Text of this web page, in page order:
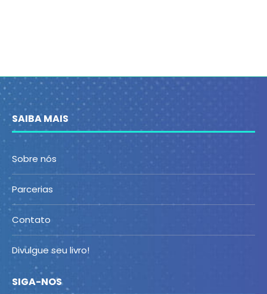
SAIBA MAIS
Sobre nós
Parcerias
Contato
Divulgue seu livro!
SIGA-NOS